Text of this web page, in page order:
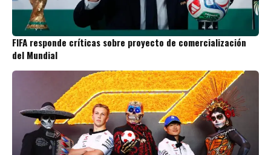
FIFA responde críticas sobre proyecto de comercialización
del Mundial